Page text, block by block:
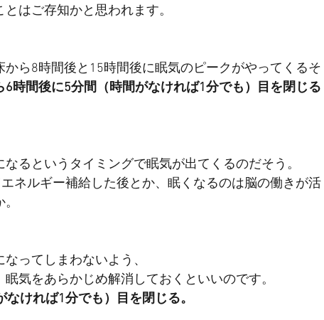
はご存知かと思われます。
ら8時間後と15時間後に眠気のピークがやってくるそ
時間後に5分間（時間がなければ1分でも）目を閉じる
るというタイミングで眠気が出てくるのだそう。
ネルギー補給した後とか、眠くなるのは脳の働きが活
ってしまわないよう、
気をあらかじめ解消しておくといいのです。
ければ1分でも）目を閉じる。